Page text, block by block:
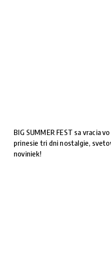
BIG SUMMER FEST sa vracia
prinesie tri dni nostalgie,
noviniek!